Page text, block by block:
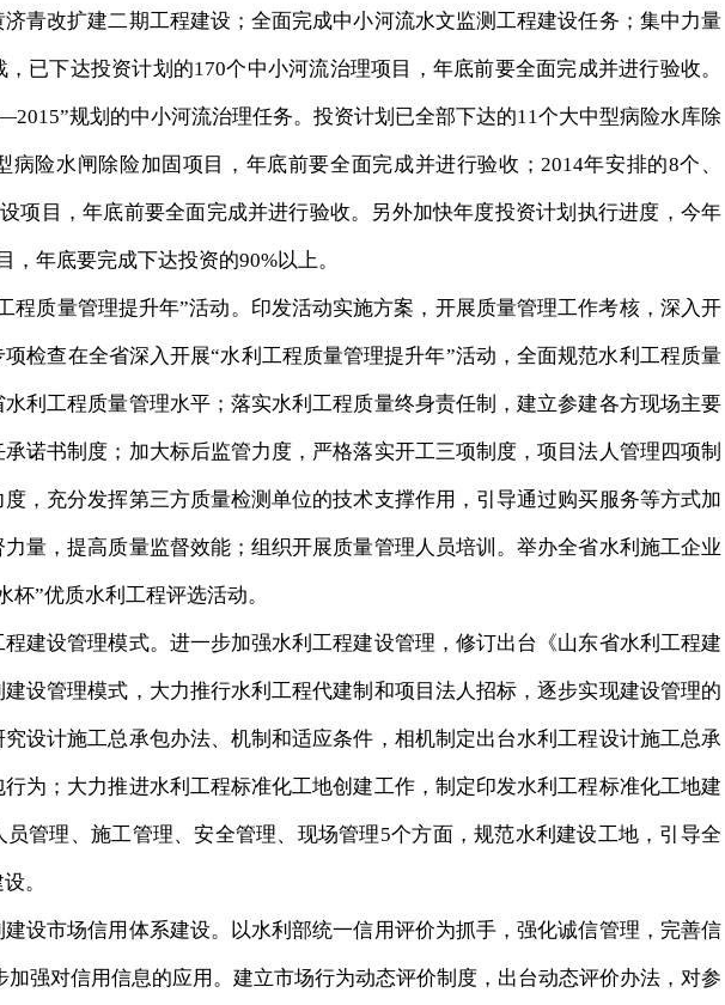
青改扩建二期工程建设；全面完成中小河流水文监测工程建设任务；集中力量
已下达投资计划的170个中小河流治理项目，年底前要全面完成并进行验收。
规划的中小河流治理任务。投资计划已全部下达的11个大中型病险水库除
病险水闸除险加固项目，年底前要全面完成并进行验收；2014年安排的8个、
项目，年底前要全面完成并进行验收。另外加快年度投资计划执行进度，今年
，年底要完成下达投资的90%以上。
质量管理提升年”活动。印发活动实施方案，开展质量管理工作考核，深入开
检查在全省深入开展“水利工程质量管理提升年”活动，全面规范水利工程质量
利工程质量管理水平；落实水利工程质量终身责任制，建立参建各方现场主要
诺书制度；加大标后监管力度，严格落实开工三项制度，项目法人管理四项制
，充分发挥第三方质量检测单位的技术支撑作用，引导通过购买服务等方式加
量，提高质量监督效能；组织开展质量管理人员培训。举办全省水利施工企业
”优质水利工程评选活动。
设管理模式。进一步加强水利工程建设管理，修订出台《山东省水利工程建
设管理模式，大力推行水利工程代建制和项目法人招标，逐步实现建设管理的
设计施工总承包办法、机制和适应条件，相机制定出台水利工程设计施工总承
为；大力推进水利工程标准化工地创建工作，制定印发水利工程标准化工地建
管理、施工管理、安全管理、现场管理5个方面，规范水利建设工地，引导全
。
市场信用体系建设。以水利部统一信用评价为抓手，强化诚信管理，完善信
加强对信用信息的应用。建立市场行为动态评价制度，出台动态评价办法，对参